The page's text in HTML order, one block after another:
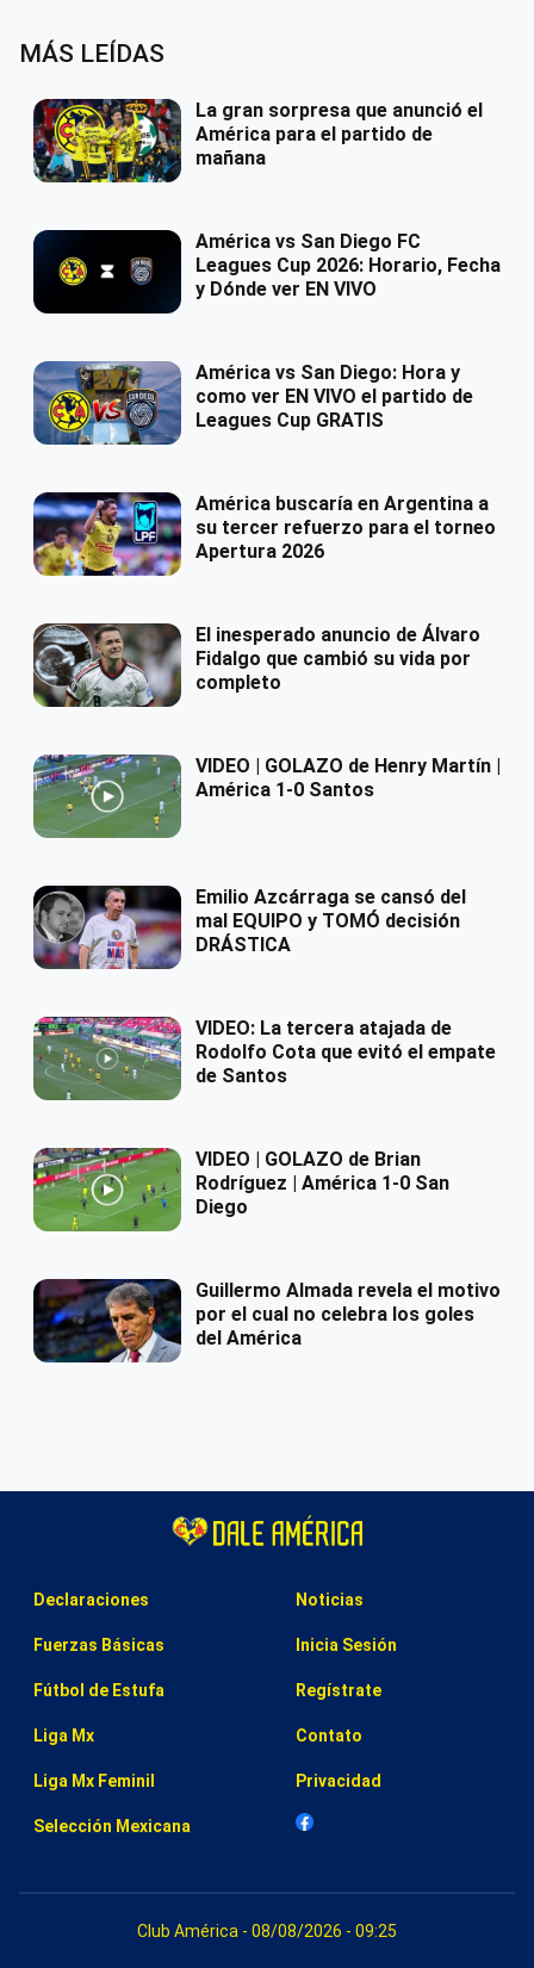
MÁS LEÍDAS
La gran sorpresa que anunció el
América para el partido de
mañana
América vs San Diego FC
Leagues Cup 2026: Horario, Fecha
y Dónde ver EN VIVO
América vs San Diego: Hora y
como ver EN VIVO el partido de
Leagues Cup GRATIS
América buscaría en Argentina a
su tercer refuerzo para el torneo
Apertura 2026
El inesperado anuncio de Álvaro
Fidalgo que cambió su vida por
completo
VIDEO | GOLAZO de Henry Martín |
América 1-0 Santos
Emilio Azcárraga se cansó del
mal EQUIPO y TOMÓ decisión
DRÁSTICA
VIDEO: La tercera atajada de
Rodolfo Cota que evitó el empate
de Santos
VIDEO | GOLAZO de Brian
Rodríguez | América 1-0 San
Diego
Guillermo Almada revela el motivo
por el cual no celebra los goles
del América
Declaraciones
Fuerzas Básicas
Fútbol de Estufa
Liga Mx
Liga Mx Feminil
Selección Mexicana
Noticias
Inicia Sesión
Regístrate
Contato
Privacidad
Club América - 08/08/2026 - 09:25